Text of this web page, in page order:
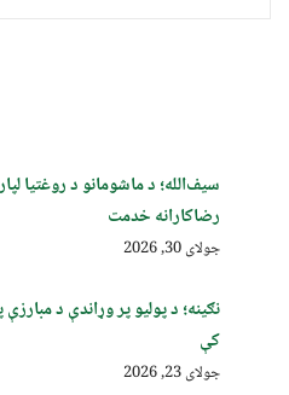
سیف‌الله؛ د ماشومانو د روغتیا
رضاکارانه خدمت
جولای 30, 2026
نګینه؛ د پولیو پر وړاندې د
کې
جولای 23, 2026